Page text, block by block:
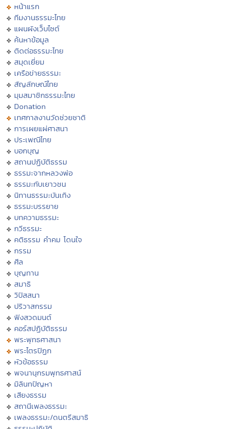
หน้าแรก
ทีมงานธรรมะไทย
แผนผังเว็บไซต์
ค้นหาข้อมูล
ติดต่อธรรมะไทย
สมุดเยี่ยม
เครือข่ายธรรมะ
สัญลักษณ์ไทย
มุมสมาชิกธรรมะไทย
Donation
เทศกาลงานวัดช่วยชาติ
การเผยแผ่ศาสนา
ประเพณีไทย
บอกบุญ
สถานปฏิบัติธรรม
ธรรมะจากหลวงพ่อ
ธรรมะกับเยาวชน
นิทานธรรมะบันเทิง
ธรรมะบรรยาย
บทความธรรมะ
กวีธรรมะ
คติธรรม คำคม โดนใจ
กรรม
ศีล
บุญทาน
สมาธิ
วิปัสสนา
ปริวาสกรรม
ฟังสวดมนต์
คอร์สปฏิบัติธรรม
พระพุทธศาสนา
พระไตรปิฏก
หัวข้อธรรม
พจนานุกรมพุทธศาสน์
มิลินทปัญหา
เสียงธรรม
สถานีเพลงธรรมะ
เพลงธรรมะ/ดนตรีสมาธิ